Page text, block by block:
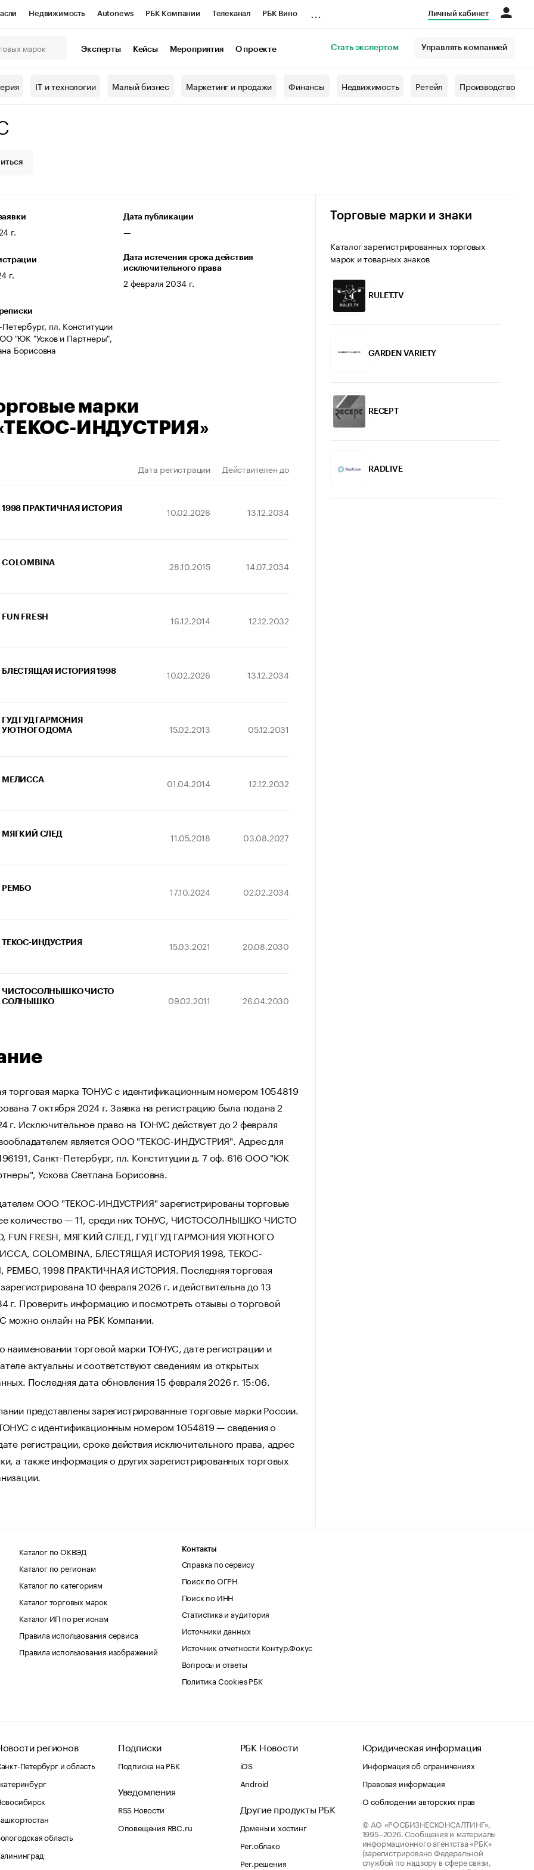
Недвижимость Autonews РБК Компании Телеканал РБК Вино
Проверка контрагентов
Личный кабинет
Эксперты Кейсы Мероприятия О проекте Стать экспертом Управлять компанией
IT и технологии Малый бизнес Маркетинг и продажи Финансы Недвижимость Ретейл Производство
г.
Дата публикации
—
г.
Дата истечения срока действия
исключительного права
2 февраля 2034 г.
пл. Конституции
"ЮК "Усков и Партнеры",
Борисовна
марки
ИНДУСТРИЯ»
Дата регистрации Действителен до
1998 ПРАКТИЧНАЯ ИСТОРИЯ 10.02.2026 13.12.2034
COLOMBINA 28.10.2015 14.07.2034
FUN FRESH 16.12.2014 12.12.2032
БЛЕСТЯЩАЯ ИСТОРИЯ 1998 10.02.2026 13.12.2034
ГУД ГУД ГАРМОНИЯ
УЮТНОГО ДОМА
15.02.2013 05.12.2031
МЕЛИССА 01.04.2014 12.12.2032
МЯГКИЙ СЛЕД 11.05.2018 03.08.2027
РЕМБО 17.10.2024 02.02.2034
ТЕКОС-ИНДУСТРИЯ 15.03.2021 20.08.2030
ЧИСТОСОЛНЫШКО ЧИСТО
СОЛНЫШКО
09.02.2011 26.04.2030
торговая марка ТОНУС с идентификационным номером 1054819
7 октября 2024 г. Заявка на регистрацию была подана 2
г. Исключительное право на ТОНУС действует до 2 февраля
является ООО "ТЕКОС-ИНДУСТРИЯ". Адрес для
Санкт-Петербург, пл. Конституции д. 7 оф. 616 ООО "ЮК
Ускова Светлана Борисовна.
ООО "ТЕКОС-ИНДУСТРИЯ" зарегистрированы торговые
количество — 11, среди них ТОНУС, ЧИСТОСОЛНЫШКО ЧИСТО
FRESH, МЯГКИЙ СЛЕД, ГУД ГУД ГАРМОНИЯ УЮТНОГО
COLOMBINA, БЛЕСТЯЩАЯ ИСТОРИЯ 1998, ТЕКОС-
1998 ПРАКТИЧНАЯ ИСТОРИЯ. Последняя торговая
10 февраля 2026 г. и действительна до 13
г. Проверить информацию и посмотреть отзывы о торговой
можно онлайн на РБК Компании.
наименовании торговой марки ТОНУС, дате регистрации и
актуальны и соответствуют сведениям из открытых
Последняя дата обновления 15 февраля 2026 г. 15:06.
представлены зарегистрированные торговые марки России.
с идентификационным номером 1054819 — сведения о
регистрации, сроке действия исключительного права, адрес
а также информация о других зарегистрированных торговых
Торговые марки и знаки
Каталог зарегистрированных торговых
марок и товарных знаков
RULET.TV
GARDEN VARIETY
RECEPT
RADLIVE
Каталог по ОКВЭД
Каталог по регионам
Каталог по категориям
Каталог торговых марок
Каталог ИП по регионам
Правила использования сервиса
Правила использования изображений
Контакты
Справка по сервису
Поиск по ОГРН
Поиск по ИНН
Статистика и аудитория
Источники данных
Источник отчетности Контур.Фокус
Вопросы и ответы
Политика Cookies РБК
регионов
Петербург и область
область
Подписки
Подписка на РБК
Уведомления
RSS Новости
Оповещения RBC.ru
РБК Новости
iOS
Android
Другие продукты РБК
Домены и хостинг
Рег.облако
Рег.решения
Юридическая информация
Информация об ограничениях
Правовая информация
О соблюдении авторских прав
© АО «РОСБИЗНЕСКОНСАЛТИНГ»,
1995–2026. Сообщения и материалы
информационного агентства «РБК»
(зарегистрировано Федеральной
службой по надзору в сфере связи,